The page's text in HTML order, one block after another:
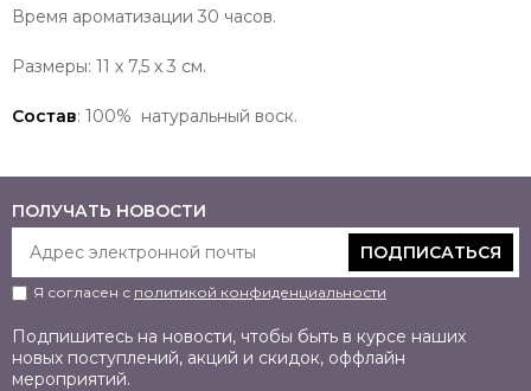
Время ароматизации 30 часов.
Размеры: 11 х 7,5 х 3 см.
Состав: 100% натуральный воск.
ПОЛУЧАТЬ НОВОСТИ
ПОДПИСАТЬСЯ
Я согласен с политикой конфиденциальности
Подпишитесь на новости, чтобы быть в курсе наших
новых поступлений, акций и скидок, оффлайн
мероприятий.